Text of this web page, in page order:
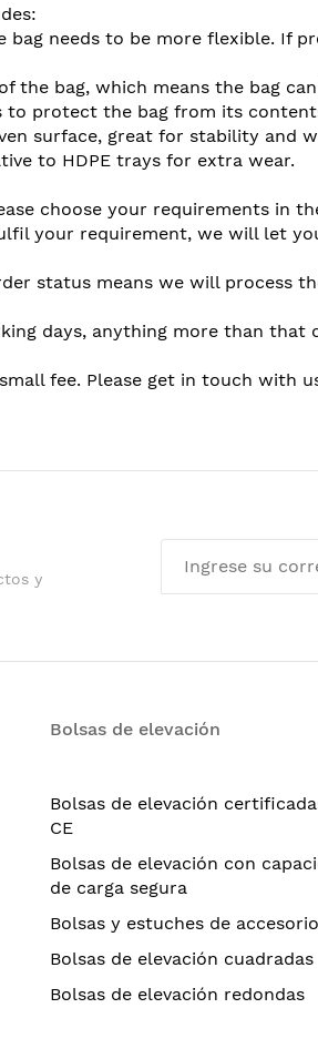
bag needs to be more flexible. If
the bag, which means the bag
protect the bag from its
surface, great for stability and
to HDPE trays for extra wear.
choose your requirements in
your requirement, we will let
status means we will process
days, anything more than that
fee. Please get in touch with
y
Bolsas de elevación
Bolsas de elevación
CE
Bolsas de elevación con
de carga segura
Bolsas y estuches de
Bolsas de elevación cuadradas
Bolsas de elevación redondas